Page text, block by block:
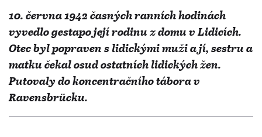
10. června 1942 časných ranních hodinách
vyvedlo gestapo její rodinu z domu v Lidicích.
Otec byl popraven s lidickými muži a jí, sestru a
matku čekal osud ostatních lidických žen.
Putovaly do koncentračního tábora v
Ravensbrücku.